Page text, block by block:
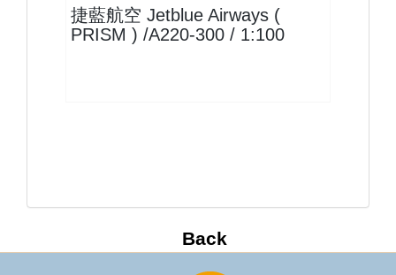
捷藍航空 Jetblue Airways (
PRISM ) /A220-300 / 1:100